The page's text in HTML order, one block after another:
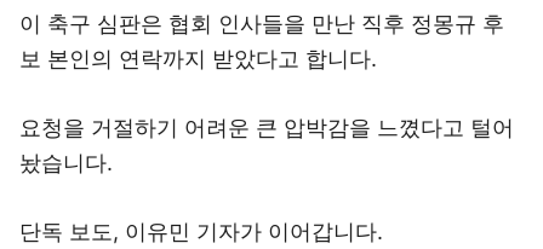
이 축구 심판은 협회 인사들을 만난 직후 정몽규 후
보 본인의 연락까지 받았다고 합니다.
요청을 거절하기 어려운 큰 압박감을 느꼈다고 털어
놨습니다.
단독 보도, 이유민 기자가 이어갑니다.